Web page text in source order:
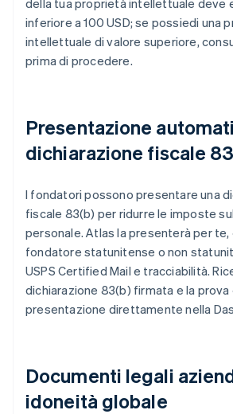
della tua proprietà intellettuale deve
inferiore a 100 USD; se possiedi una
intellettuale di valore superiore,
prima di procedere.
Presentazione
dichiarazione fiscale
I fondatori possono presentare una
fiscale 83(b) per ridurre le imposte
personale. Atlas la presenterà per te,
fondatore statunitense o non
USPS Certified Mail e tracciabilità.
dichiarazione 83(b) firmata e la
presentazione direttamente nella
Documenti legali
idoneità globale